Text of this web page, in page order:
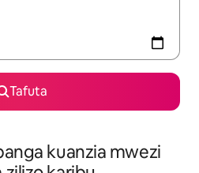
Tafuta
kuanzia mwezi